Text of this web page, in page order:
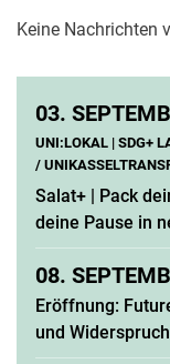
Keine Nachrichten
03.
UNI:LOKAL | SDG+
/
Salat+ | Pack
deine Pause in
08.
Eröffnung:
und Widerspruch